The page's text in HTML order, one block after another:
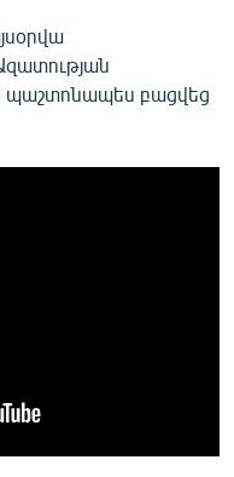
պաշտոնապես բացվեց